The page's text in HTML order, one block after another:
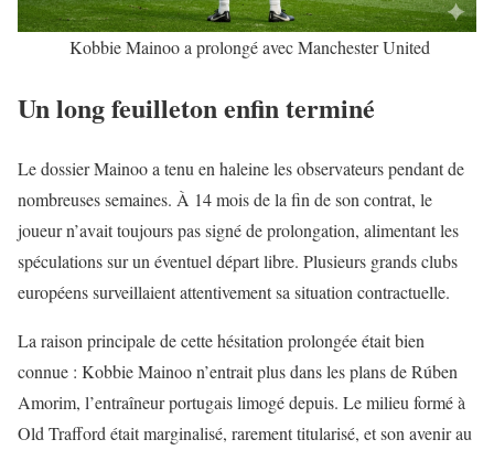
Kobbie Mainoo a prolongé avec Manchester United
Un long feuilleton enfin terminé
Le dossier Mainoo a tenu en haleine les observateurs pendant de
nombreuses semaines. À 14 mois de la fin de son contrat, le
joueur n’avait toujours pas signé de prolongation, alimentant les
spéculations sur un éventuel départ libre. Plusieurs grands clubs
européens surveillaient attentivement sa situation contractuelle.
La raison principale de cette hésitation prolongée était bien
connue : Kobbie Mainoo n’entrait plus dans les plans deRúben
Amorim, l’entraîneur portugais limogé depuis. Le milieu formé à
Old Trafford était marginalisé, rarement titularisé, et son avenir au